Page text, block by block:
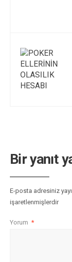
Bir yanıt
E-posta adresiniz
işaretlenmişlerdir
Yorum *